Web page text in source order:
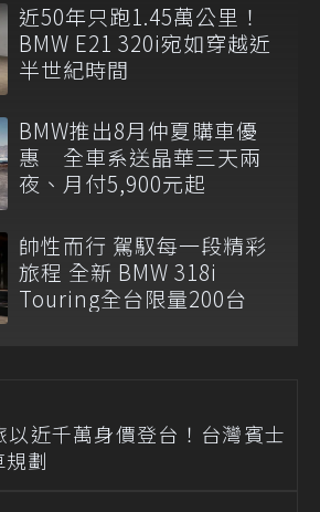
近50年只跑1.45萬公里！
BMW E21 320i宛如穿越近
半世紀時間
BMW推出8月仲夏購車優
惠 全車系送晶華三天兩
夜、月付5,900元起
帥性而行 駕馭每一段精彩
旅程 全新 BMW 318i
Touring全台限量200台
近千萬身價登台！台灣賓士
劃